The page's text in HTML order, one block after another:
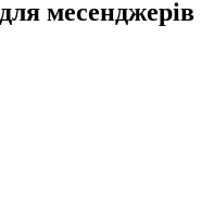
месенджерів